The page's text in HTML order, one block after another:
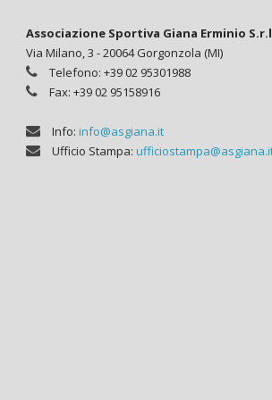
Associazione Sportiva Giana Erminio
Via Milano, 3 - 20064 Gorgonzola (MI)
Telefono: +39 02 95301988
Fax: +39 02 95158916
Info: info@asgiana.it
Ufficio Stampa: